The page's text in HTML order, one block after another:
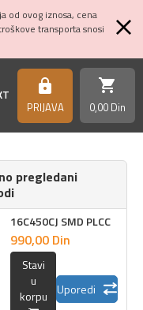
od ovog iznosa, cena
transporta snosi
https
PRIJAVA
shopping_cart
0,00 Din
pregledani
16C450CJ SMD PLCC
990,00 Din
Stavi
u
korpu
Uporedi